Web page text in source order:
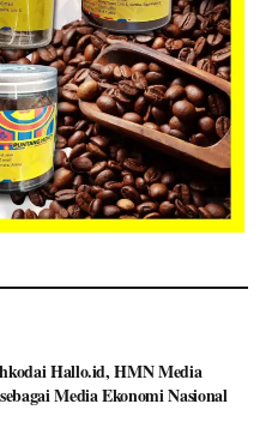
Hallo.id, HMN Media
Media Ekonomi Nasional